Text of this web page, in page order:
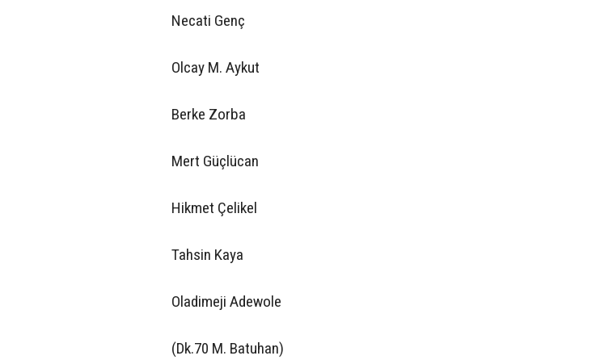
Necati Genç
Olcay M. Aykut
Berke Zorba
Mert Güçlücan
Hikmet Çelikel
Tahsin Kaya
Oladimeji Adewole
(Dk.70 M. Batuhan)